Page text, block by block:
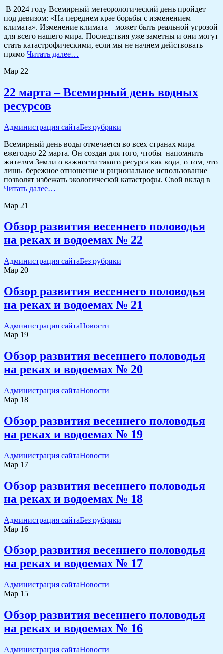
В 2024 году Всемирный метеорологический день пройдет
под девизом: «На переднем крае борьбы с изменением
климата». Изменение климата – может быть реальной угрозой
для всего нашего мира. Последствия уже заметны и они могут
стать катастрофическими, если мы не начнем действовать
прямо Читать далее…
Мар 22
22 марта – Всемирный день водных
ресурсов
Администрация сайтаБез рубрики
Всемирный день воды отмечается во всех странах мира
ежегодно 22 марта. Он создан для того, чтобы напомнить
жителям Земли о важности такого ресурса как вода, о том, что
лишь бережное отношение и рациональное использование
позволят избежать экологической катастрофы. Свой вклад в
Читать далее…
Мар 21
Обзор развития весеннего половодья
на реках и водоемах № 22
Администрация сайтаБез рубрики
Мар 20
Обзор развития весеннего половодья
на реках и водоемах № 21
Администрация сайтаНовости
Мар 19
Обзор развития весеннего половодья
на реках и водоемах № 20
Администрация сайтаНовости
Мар 18
Обзор развития весеннего половодья
на реках и водоемах № 19
Администрация сайтаНовости
Мар 17
Обзор развития весеннего половодья
на реках и водоемах № 18
Администрация сайтаБез рубрики
Мар 16
Обзор развития весеннего половодья
на реках и водоемах № 17
Администрация сайтаНовости
Мар 15
Обзор развития весеннего половодья
на реках и водоемах № 16
Администрация сайтаНовости